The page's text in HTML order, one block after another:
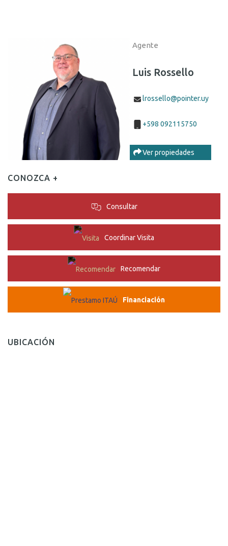
Agente
Luis Rossello
lrossello@pointer.uy
+598 092115750
Ver propiedades
CONOZCA +
Consultar
Coordinar Visita
Recomendar
Financiación
UBICACIÓN